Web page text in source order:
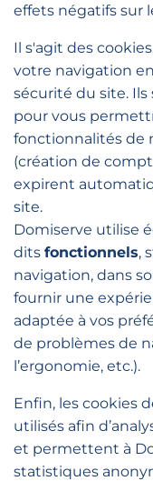
effets négatifs sur
Il s'agit des
votre navigation
sécurité du site.
pour vous
fonctionnalités de
(création de
expirent
site.
Domiserve utilise
dits fonctionnels,
navigation, dans
fournir une
adaptée à vos
de problèmes de
l’ergonomie, etc.).
Enfin, les cookies
utilisés afin
et permettent à
statistiques